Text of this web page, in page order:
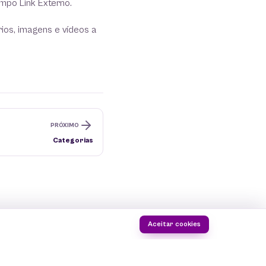
Link Externo.
imagens e vídeos a
PRÓXIMO
Categorias
Aceitar cookies